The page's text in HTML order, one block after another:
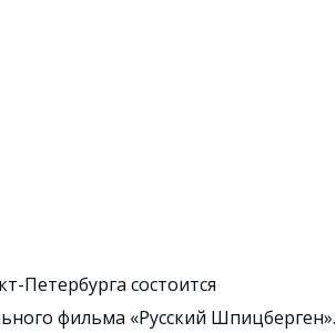
Петербурга состоится
фильма «Русский Шпицберген».